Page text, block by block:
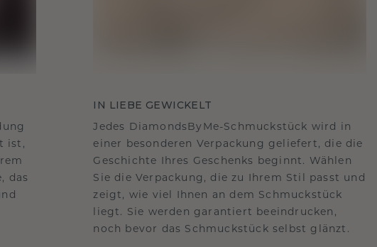
ist,
das
IN LIEBE GEWICKELT
Jedes DiamondsByMe-Schmuckstück wird in
einer besonderen Verpackung geliefert, die die
Geschichte Ihres Geschenks beginnt. Wählen
Sie die Verpackung, die zu Ihrem Stil passt und
zeigt, wie viel Ihnen an dem Schmuckstück
liegt. Sie werden garantiert beeindrucken,
noch bevor das Schmuckstück selbst glänzt.